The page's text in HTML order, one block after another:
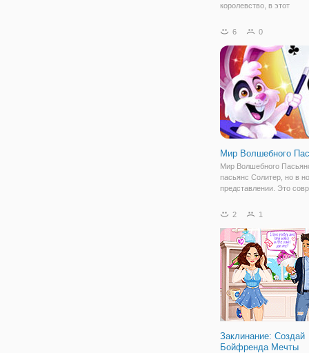
королевство, в этот
головоломка.
соединить все эти
камни. Если вы
6 0
Мир Волшебного
Мир Волшебного
пасьянс Солитер, но в
представлении. Это
игра для взрослых и
На игровом поле
карточки
2 1
Заклинание: Создай
Бойфренда Мечты